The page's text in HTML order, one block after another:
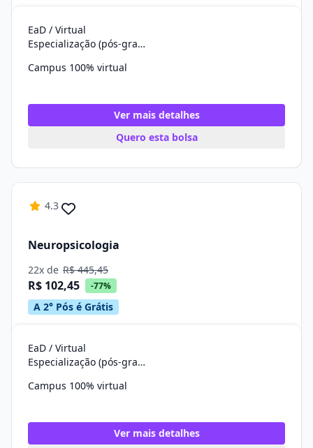
EaD / Virtual
Especialização (pós-graduação)
Campus 100% virtual
Ver mais detalhes
Quero esta bolsa
4.3
Neuropsicologia
22x de R$ 445,45
R$ 102,45 -77%
A 2° Pós é Grátis
EaD / Virtual
Especialização (pós-graduação)
Campus 100% virtual
Ver mais detalhes